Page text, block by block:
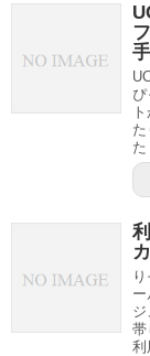
た
帯
利